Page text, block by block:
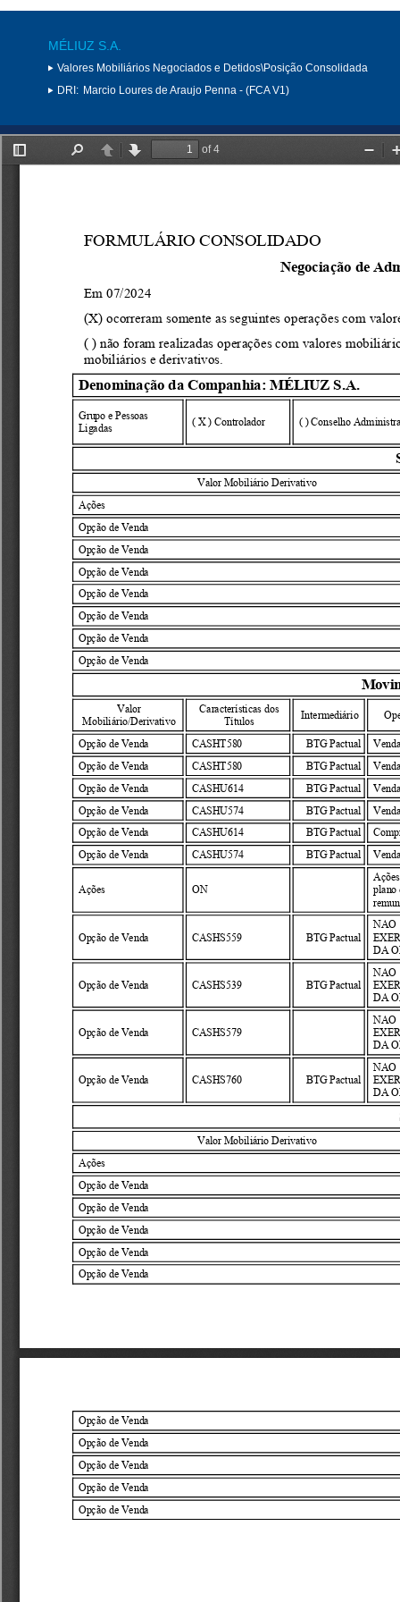
MÉLIUZ S.A.
Valores Mobiliários Negociados e Detidos\Posição Consolidada
DRI: Marcio Loures de Araujo Penna - (FCA V1)